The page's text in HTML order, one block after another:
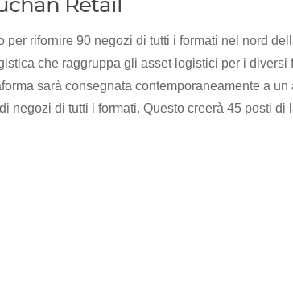
Retail
rifornire 90 negozi di tutti i formati nel nord
che raggruppa gli asset logistici per i diversi
sarà consegnata contemporaneamente a
negozi di tutti i formati. Questo creerà 45 posti di